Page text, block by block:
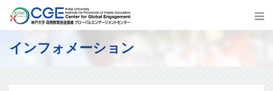
インフォメーション